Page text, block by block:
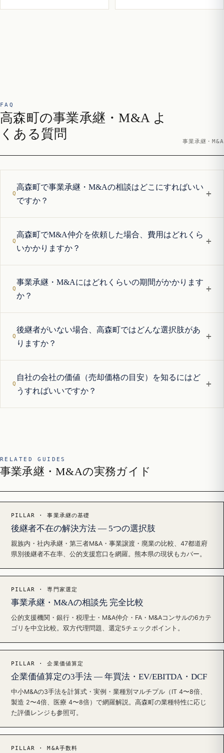
FAQ
高森町の事業承継・M&A よ
くある質問
事業承継・M&A
高森町で事業承継・M&Aの相談はどこにすればいい
ですか？
+
高森町でM&A仲介を依頼した場合、費用はどれくら
いかかりますか？
+
事業承継・M&Aにはどれくらいの期間がかかります
か？
+
後継者がいない場合、高森町ではどんな選択肢があ
りますか？
+
自社の会社の価値（売却価格の目安）を知るにはど
うすればいいですか？
+
RELATED GUIDES
事業承継・M&Aの実務ガイド
PILLAR · 事業承継の基礎
後継者不在の解決方法 — 5つの選択肢
親族内・社内承継・第三者M&A・事業譲渡・廃業の比較、47都道府
県別後継者不在率、公的支援窓口を網羅。熊本県の現状もカバー。
PILLAR · 専門家選定
事業承継・M&Aの相談先 完全比較
公的支援機関・銀行・税理士・M&A仲介・FA・M&Aコンサルの6カテ
ゴリを中立比較。双方代理問題、選定5チェックポイント。
PILLAR · 企業価値算定
企業価値算定の3手法 — 年買法・EV/EBITDA・DCF
中小M&Aの3手法を計算式・実例・業種別マルチプル（IT 4〜8倍、
製造 2〜4倍、医療 4〜8倍）で網羅解説。高森町の業種特性に応じ
た評価レンジも参照可。
PILLAR · M&A手数料